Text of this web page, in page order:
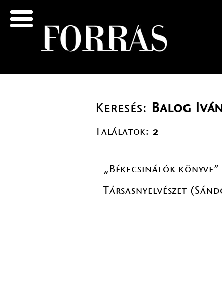
Keresés: Balog
Találatok: 2
„Békecsinálók
Társasnyelvészet